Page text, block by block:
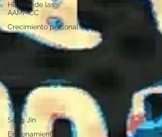
Historia de las
AAMMCC
Crecimiento personal
Formas
Defensa personal
Detalle técnico
Docencia Kung Fu
general
Yi Lu
Song Jin
Entrenamiento